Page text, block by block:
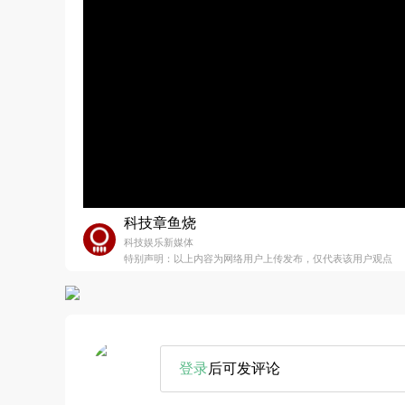
科技章鱼烧
科技娱乐新媒体
特别声明：以上内容为网络用户上传发布，仅代表该用户观点
登录后可发评论